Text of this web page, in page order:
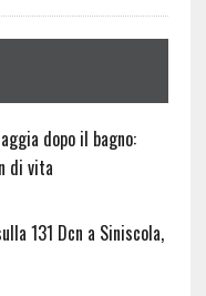
dopo il bagno:
di vita
131 Dcn a Siniscola,